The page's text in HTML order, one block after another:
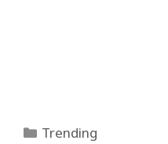
Categories
Trending